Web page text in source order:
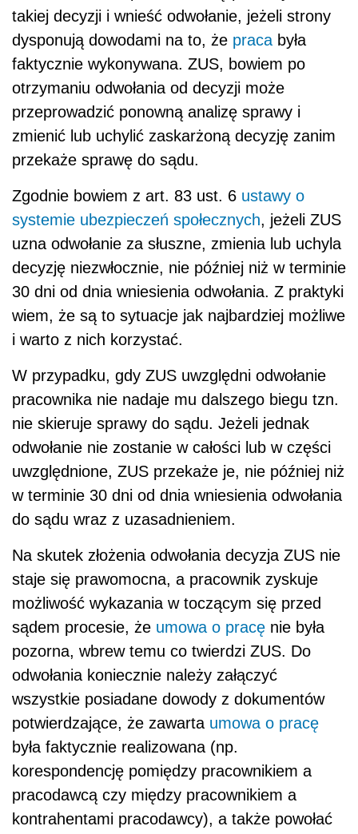
takiej decyzji i wnieść odwołanie, jeżeli strony
dysponują dowodami na to, że praca była
faktycznie wykonywana. ZUS, bowiem po
otrzymaniu odwołania od decyzji może
przeprowadzić ponowną analizę sprawy i
zmienić lub uchylić zaskarżoną decyzję zanim
przekaże sprawę do sądu.
Zgodnie bowiem z art. 83 ust. 6 ustawy o
systemie ubezpieczeń społecznych, jeżeli ZUS
uzna odwołanie za słuszne, zmienia lub uchyla
decyzję niezwłocznie, nie później niż w terminie
30 dni od dnia wniesienia odwołania. Z praktyki
wiem, że są to sytuacje jak najbardziej możliwe
i warto z nich korzystać.
W przypadku, gdy ZUS uwzględni odwołanie
pracownika nie nadaje mu dalszego biegu tzn.
nie skieruje sprawy do sądu. Jeżeli jednak
odwołanie nie zostanie w całości lub w części
uwzględnione, ZUS przekaże je, nie później niż
w terminie 30 dni od dnia wniesienia odwołania
do sądu wraz z uzasadnieniem.
Na skutek złożenia odwołania decyzja ZUS nie
staje się prawomocna, a pracownik zyskuje
możliwość wykazania w toczącym się przed
sądem procesie, że umowa o pracę nie była
pozorna, wbrew temu co twierdzi ZUS. Do
odwołania koniecznie należy załączyć
wszystkie posiadane dowody z dokumentów
potwierdzające, że zawarta umowa o pracę
była faktycznie realizowana (np.
korespondencję pomiędzy pracownikiem a
pracodawcą czy między pracownikiem a
kontrahentami pracodawcy), a także powołać